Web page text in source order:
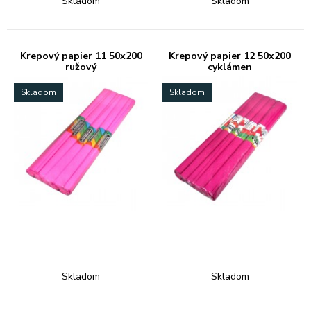
Krepový papier 11 50x200
ružový
Skladom
Skladom
Krepový papier 12 50x200
cyklámen
Skladom
Skladom